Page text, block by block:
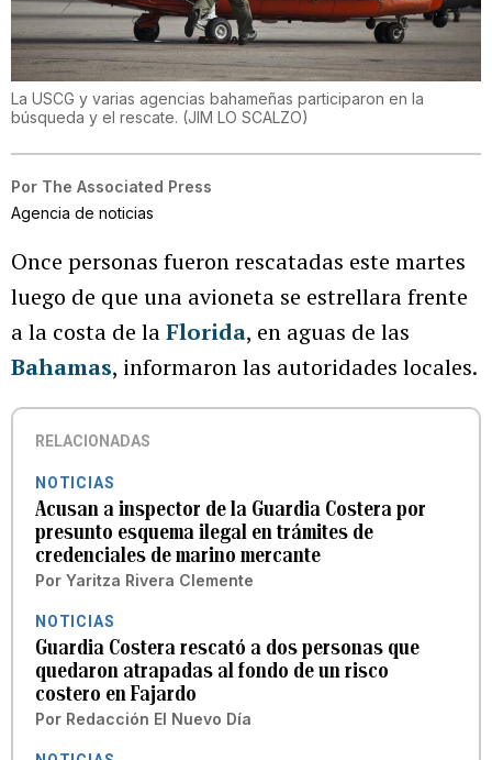
La USCG y varias agencias bahameñas participaron en la
búsqueda y el rescate. (JIM LO SCALZO)
Por The Associated Press
Agencia de noticias
Once personas fueron rescatadas este martes
luego de que una avioneta se estrellara frente
a la costa de laFlorida, en aguas de las
Bahamas, informaron las autoridades locales.
RELACIONADAS
NOTICIAS
Acusan a inspector de la Guardia Costera por
presunto esquema ilegal en trámites de
credenciales de marino mercante
Por Yaritza Rivera Clemente
NOTICIAS
Guardia Costera rescató a dos personas que
quedaron atrapadas al fondo de un risco
costero en Fajardo
Por Redacción El Nuevo Día